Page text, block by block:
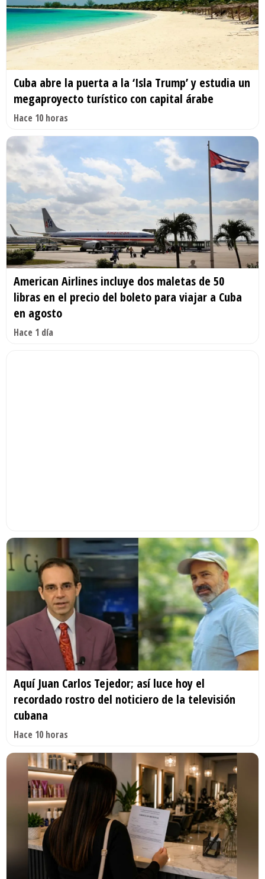
Cuba abre la puerta a la ‘Isla Trump’ y estudia un
megaproyecto turístico con capital árabe
Hace 10 horas
American Airlines incluye dos maletas de 50
libras en el precio del boleto para viajar a Cuba
en agosto
Hace 1 día
Aquí Juan Carlos Tejedor; así luce hoy el
recordado rostro del noticiero de la televisión
cubana
Hace 10 horas